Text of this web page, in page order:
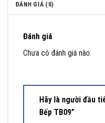
ĐÁNH GIÁ (0)
Đánh giá
Chưa có đánh giá nào.
Hãy là người đầu
Bếp TB09”